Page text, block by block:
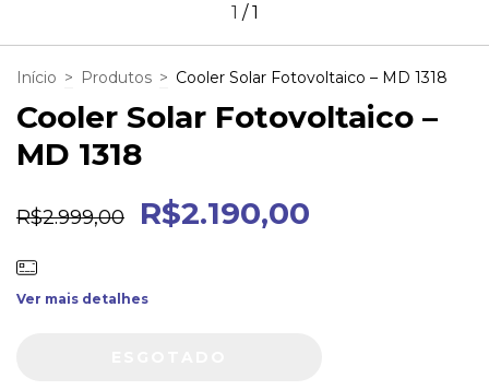
1 /1
Início > Produtos > Cooler Solar Fotovoltaico – MD 1318
Cooler Solar Fotovoltaico –
MD 1318
R$2.999,00 R$2.190,00
Ver mais detalhes